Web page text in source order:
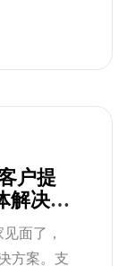
户提
解决方
面了，
方案。支